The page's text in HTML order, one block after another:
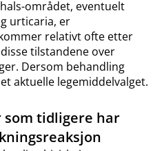
området, eventuelt
urticaria, er
relativt ofte etter
tilstandene over
Dersom behandling
aktuelle legemiddelvalget.
som tidligere har